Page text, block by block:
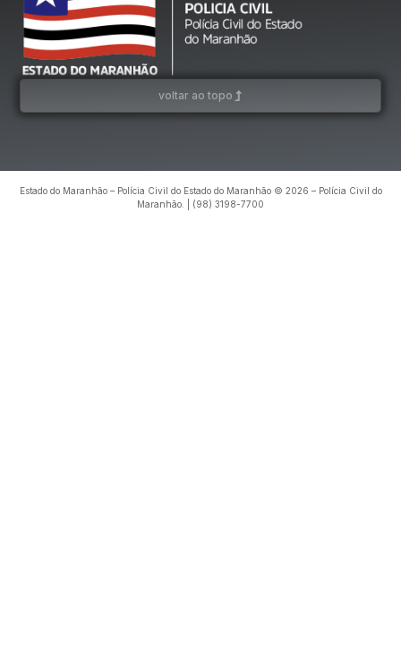
voltar ao topo
Estado do Maranhão – Polícia Civil do Estado do Maranhão © 2026 – Polícia Civil do
Maranhão. | (98) 3198-7700